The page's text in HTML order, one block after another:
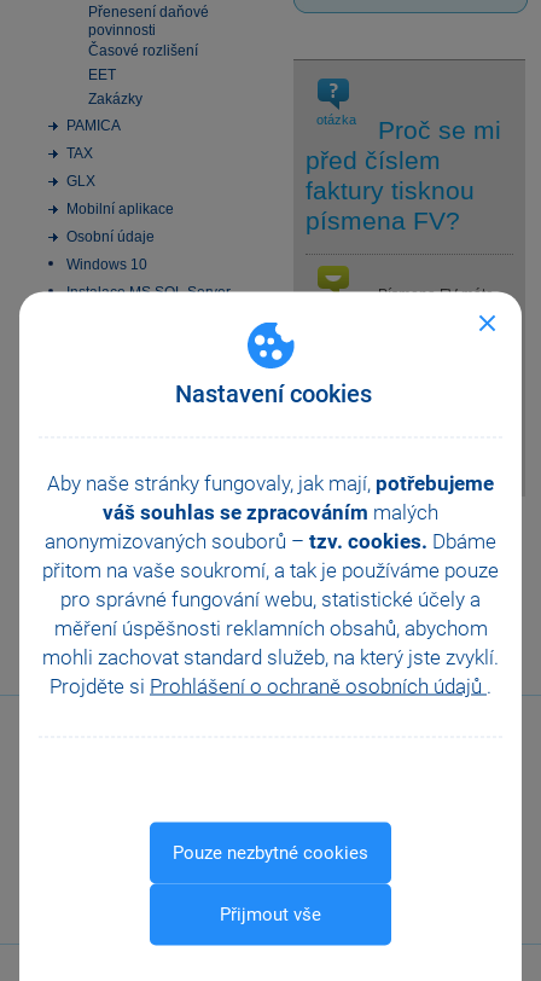
Nastavení cookies
Aby naše stránky fungovaly, jak mají, potřebujeme
váš souhlas se zpracováním malých
anonymizovaných souborů – tzv. cookies. Dbáme
přitom na vaše soukromí, a tak je používáme pouze
pro správné fungování webu, statistické účely a
měření úspěšnosti reklamních obsahů, abychom
mohli zachovat standard služeb, na který jste zvyklí.
Projděte si Prohlášení o ochraně osobních údajů .
Pouze nezbytné cookies
Přijmout vše
Přenesení daňové
povinnosti
Časové rozlišení
EET
Zakázky
PAMICA
TAX
GLX
Mobilní aplikace
Osobní údaje
Windows 10
Instalace MS SQL Server
Obchodní činnost
33 vychytávek pro
automatizaci Pohody
Platební terminály
Doporučení pro zálohování
Zabezpečení
Příspěvkové organizace
Legislativa od 1. 1. 2024
JMHZ v Pohodě a Pamice
otázka
Proč se mi
před číslem
faktury tisknou
písmena FV?
Písmena FV máte
zadána jako prefix v
můžete změnit, např. na
Pomohla Vám tato
odpověď?
Ano
Ne Nevím
Tisknout
Zavolejte nám
567 112 611